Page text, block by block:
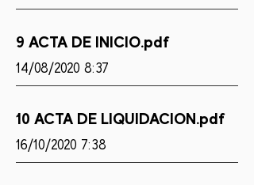
9 ACTA DE INICIO.pdf
14/08/2020 8:37
10 ACTA DE LIQUIDACION.pdf
16/10/2020 7:38